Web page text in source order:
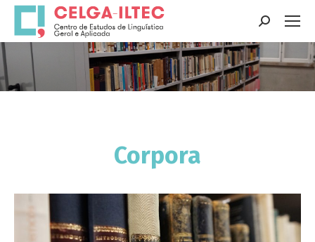
Search:
You are here:
Corpora